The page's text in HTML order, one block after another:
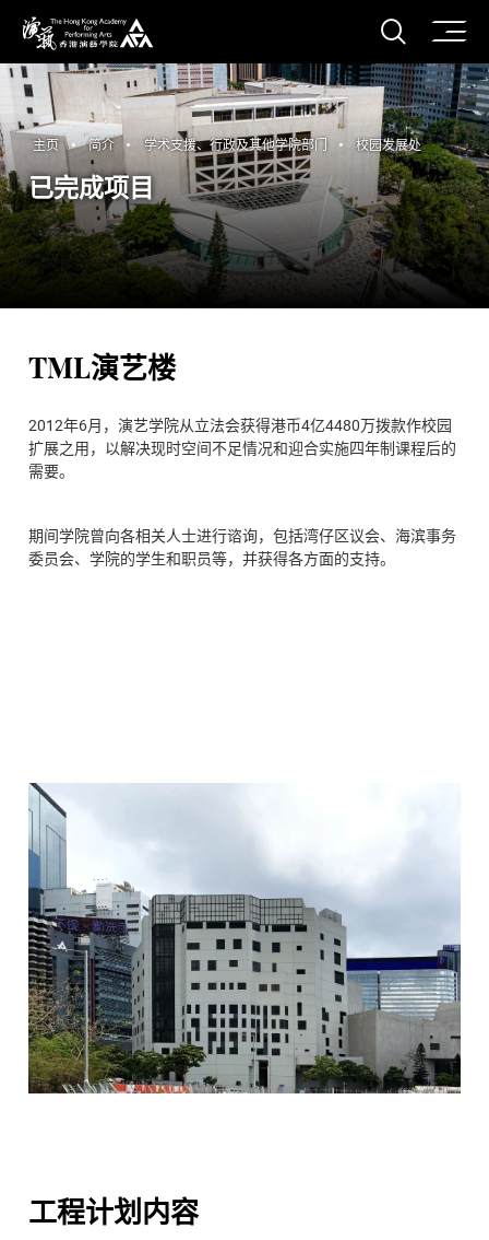
香港演艺学院
打开
主页 简介 学术支援、行政及其他学院部门 校园发展处
已完成项目
TML演艺楼
2012年6月，演艺学院从立法会获得港币4亿4480万拨款作校园
扩展之用，以解决现时空间不足情况和迎合实施四年制课程后的
需要。
期间学院曾向各相关人士进行谘询，包括湾仔区议会、海滨事务
委员会、学院的学生和职员等，并获得各方面的支持。
工程计划内容